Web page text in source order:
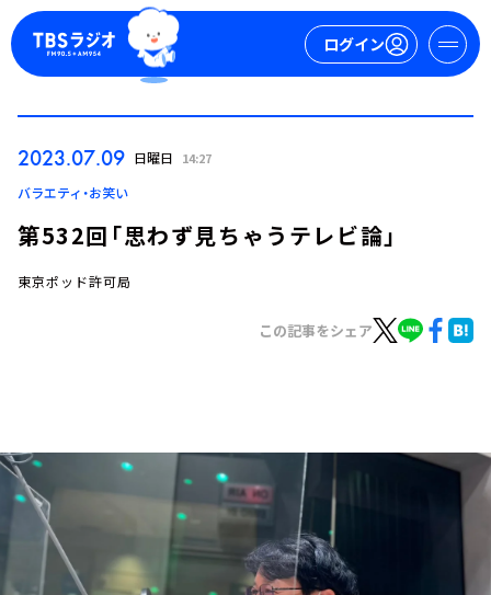
ログイン
ログイン
トピックス
TBS Podcast
お知らせ
イベント・グッズ
YouTube
会社情報
2023.07.09 日曜日 14:27
バラエティ・お笑い
第532回「思わず見ちゃうテレビ論」
東京ポッド許可局
この記事をシェア